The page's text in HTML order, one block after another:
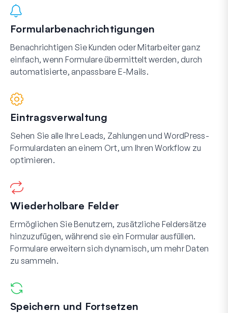
Formularbenachrichtigungen
Benachrichtigen Sie Kunden oder Mitarbeiter ganz
einfach, wenn Formulare übermittelt werden, durch
automatisierte, anpassbare E-Mails.
Eintragsverwaltung
Sehen Sie alle Ihre Leads, Zahlungen und WordPress-
Formulardaten an einem Ort, um Ihren Workflow zu
optimieren.
Wiederholbare Felder
Ermöglichen Sie Benutzern, zusätzliche Feldersätze
hinzuzufügen, während sie ein Formular ausfüllen.
Formulare erweitern sich dynamisch, um mehr Daten
zu sammeln.
Speichern und Fortsetzen